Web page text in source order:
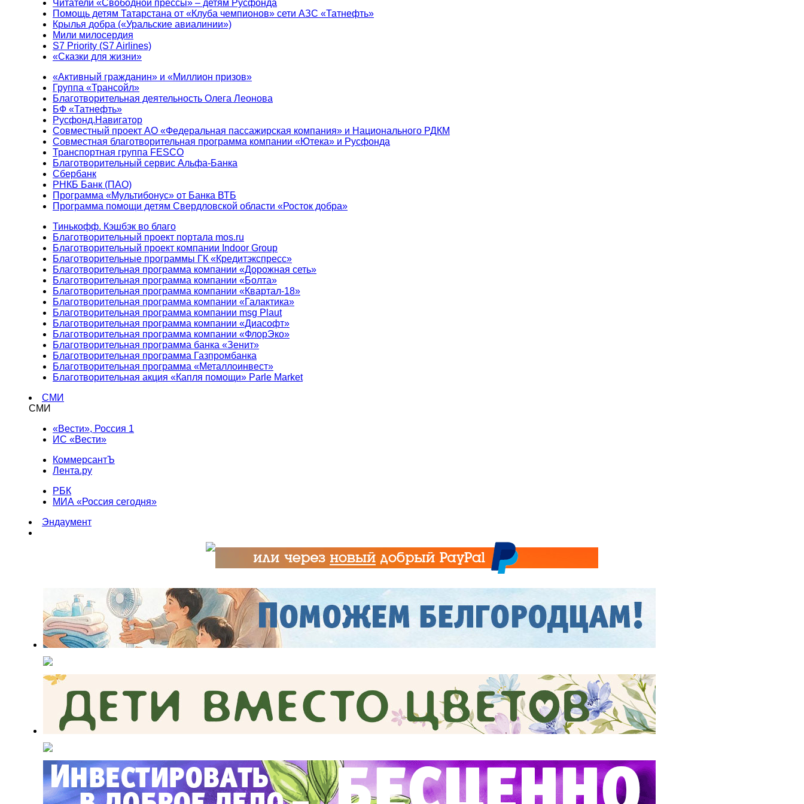
Читатели «Свободной прессы» – детям Русфонда
Помощь детям Татарстана от «Клуба чемпионов» сети АЗС «Татнефть»
Крылья добра («Уральские авиалинии»)
Мили милосердия
S7 Priority (S7 Airlines)
«Сказки для жизни»
«Активный гражданин» и «Миллион призов»
Группа «Трансойл»
Благотворительная деятельность Олега Леонова
БФ «Татнефть»
Русфонд.Навигатор
Совместный проект АО «Федеральная пассажирская компания» и Национального РДКМ
Совместная благотворительная программа компании «Ютека» и Русфонда
Транспортная группа FESCO
Благотворительный сервис Альфа-Банка
Сбербанк
РНКБ Банк (ПАО)
Программа «Мультибонус» от Банка ВТБ
Программа помощи детям Свердловской области «Росток добра»
Тинькофф. Кэшбэк во благо
Благотворительный проект портала mos.ru
Благотворительный проект компании Indoor Group
Благотворительные программы ГК «Кредитэкспресс»
Благотворительная программа компании «Дорожная сеть»
Благотворительная программа компании «Болта»
Благотворительная программа компании «Квартал-18»
Благотворительная программа компании «Галактика»
Благотворительная программа компании msg Plaut
Благотворительная программа компании «Диасофт»
Благотворительная программа компании «ФлорЭко»
Благотворительная программа банка «Зенит»
Благотворительная программа Газпромбанка
Благотворительная программа «Металлоинвест»
Благотворительная акция «Капля помощи» Parle Market
СМИ
СМИ
«Вести», Россия 1
ИС «Вести»
КоммерсантЪ
Лента.ру
РБК
МИА «Россия сегодня»
Эндаумент